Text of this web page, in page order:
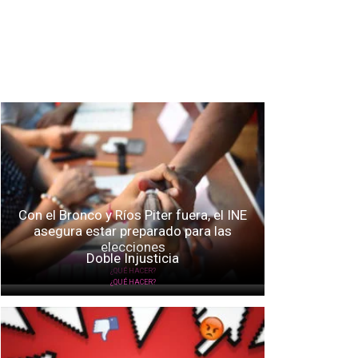
Con el Bronco y Ríos Piter fuera, el INE
asegura estar preparado para las
elecciones
¿QUÉ HACER?
Doble Injusticia
¿QUÉ HACER?